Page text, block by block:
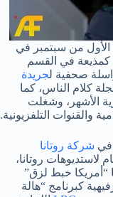
من سبتمبر في
كمذيعة في القسم
صحفية لجريدة
كلام الناس، كما
الأشهر، وشغلت
والقنوات التلفزيونية.
في شركة روتانا
لاستديوهات روتانا،
“أمريكا خبط لزق”
كبرنامج “هالة